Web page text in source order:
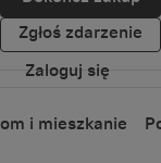
Zgłoś zdarzenie
Zaloguj się
i mieszkanie